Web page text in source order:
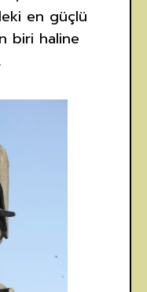
en güçlü
biri haline